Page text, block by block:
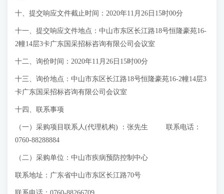
十、提交响应文件截止时间：2020年11月26日15时00分
十一、提交响应文件地点：中山市东区长江路18号恒隆豪苑16-
2幢14层3卡广东国采招标咨询有限公司会议室
十二、询价时间：2020年11月26日15时00分
十三、询价地点：中山市东区长江路18号恒隆豪苑16-2幢14层3
卡广东国采招标咨询有限公司会议室
十四、联系事项
（一）采购项目联系人(代理机构) ：张先生 联系电话：
0760-88288884
（二）采购单位：中山市疾病预防控制中心
联系地址：广东省中山市东区长江路70号